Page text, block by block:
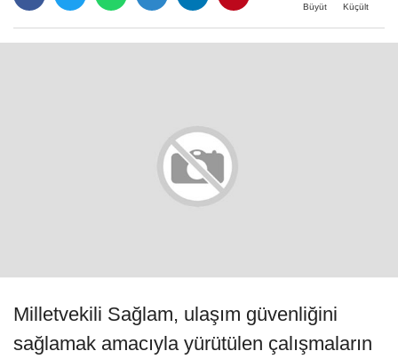
Büyüt Küçült
Milletvekili Sağlam, ulaşım güvenliğini
sağlamak amacıyla yürütülen çalışmaların